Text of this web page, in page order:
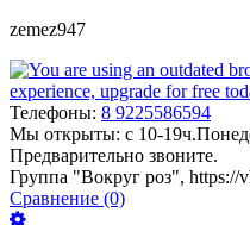
zemez947
Телефоны: 8 9225586594
Мы открыты: с 10-
Предварительно звоните.
Группа "Вокруг роз", https://
Сравнение (0)